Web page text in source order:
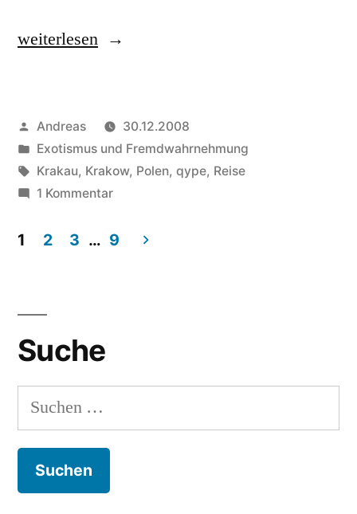
„Osteuropa
Etappe
1:
Dortmund
Krakau“
weiterlesen
Veröffentlicht
von
Andreas
30.12.2008
Veröffentlicht
in
Exotismus und Fremdwahrnehmung
Schlagwörter:
Krakau, Krakow, Polen, qype, Reise
1 Kommentarzu
Reise
1 2 3 … 9
Suche
Suchen
nach: